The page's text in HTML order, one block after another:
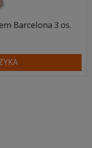
Barcelona 3 os.